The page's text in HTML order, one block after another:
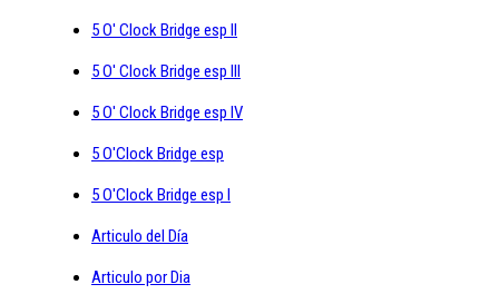
5 O' Clock Bridge esp II
5 O' Clock Bridge esp III
5 O' Clock Bridge esp IV
5 O'Clock Bridge esp
5 O'Clock Bridge esp I
Articulo del Día
Articulo por Dia